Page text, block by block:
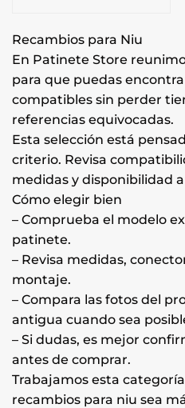
Recambios para Niu
En Patinete Store
para que puedas
compatibles sin perder
referencias equivocadas.
Esta selección está
criterio. Revisa
medidas y disponibilidad
Cómo elegir bien
– Comprueba el modelo
patinete.
– Revisa medidas,
montaje.
– Compara las fotos del
antigua cuando sea
– Si dudas, es mejor
antes de comprar.
Trabajamos esta
recambios para niu sea